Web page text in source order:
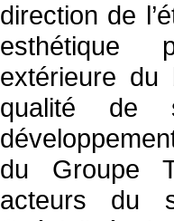
direction de
esthétique
extérieure du
qualité de
du Groupe
acteurs du